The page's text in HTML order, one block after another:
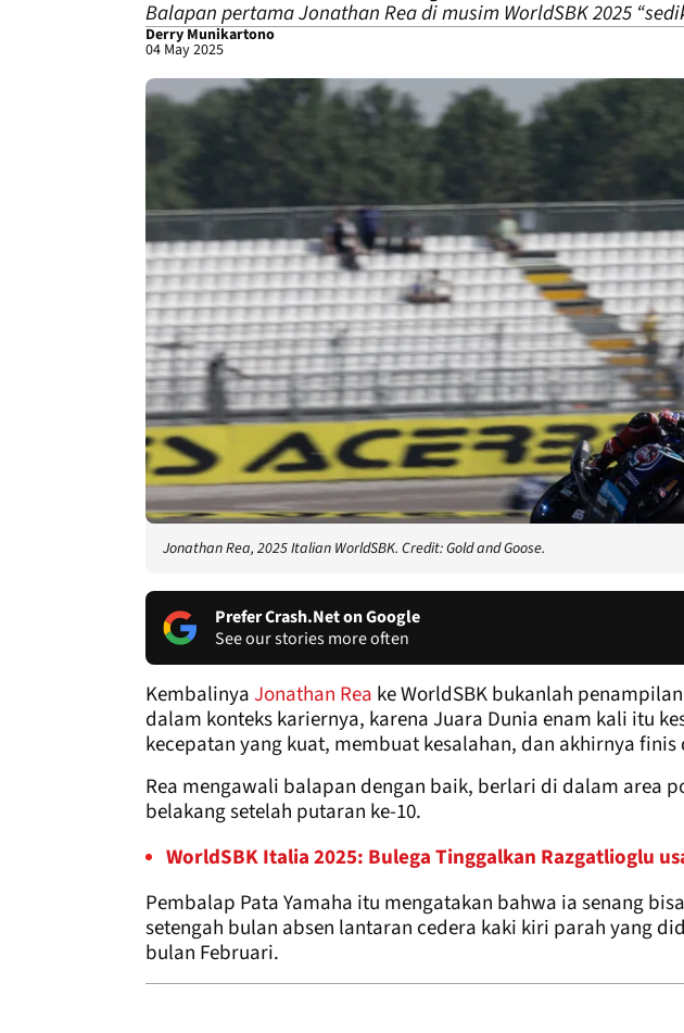
Balapan pertama Jonathan Rea di musim WorldSBK 2025
Derry Munikartono
04 May 2025
Jonathan Rea, 2025 Italian WorldSBK. Credit: Gold and Goose.
Prefer Crash.Net on Google
See our stories more often
KembalinyaJonathan Rea ke WorldSBK bukanlah
dalam konteks kariernya, karena Juara Dunia enam kali itu
kecepatan yang kuat, membuat kesalahan, dan akhirnya finis
Rea mengawali balapan dengan baik, berlari di dalam area
belakang setelah putaran ke-10.
WorldSBK Italia 2025: Bulega Tinggalkan Razgatlioglu
Pembalap Pata Yamaha itu mengatakan bahwa ia senang
setengah bulan absen lantaran cedera kaki kiri parah yang
bulan Februari.